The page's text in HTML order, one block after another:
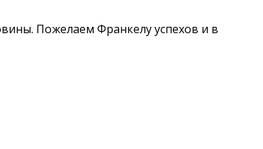
Пожелаем Франкелу успехов и в